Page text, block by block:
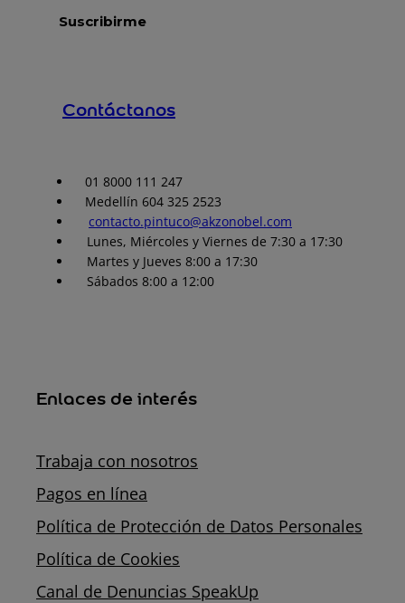
Contáctanos
01 8000 111 247
Medellín 604 325 2523
contacto.pintuco@akzonobel.com
Lunes, Miércoles y Viernes de 7:30 a 17:30
Martes y Jueves 8:00 a 17:30
Sábados 8:00 a 12:00
Enlaces de interés
Trabaja con nosotros
Pagos en línea
Política de Protección de Datos Personales
Política de Cookies
Canal de Denuncias SpeakUp